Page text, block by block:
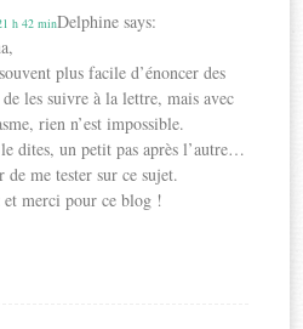
Delphine says:
h 42 min
plus facile d’énoncer des
de les suivre à la lettre, mais avec
rien n’est impossible.
dites, un petit pas après l’autre…
de me tester sur ce sujet.
merci pour ce blog !